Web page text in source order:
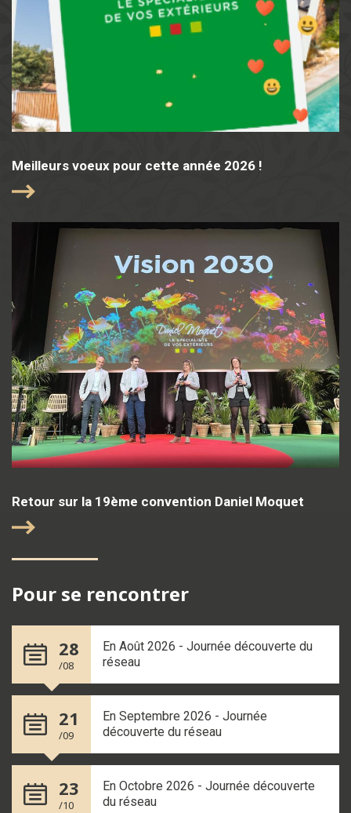
Meilleurs voeux pour cette année 2026 !
Retour sur la 19ème convention Daniel Moquet
Pour se rencontrer
28
/08
En Août 2026 - Journée découverte du
réseau
21
/09
En Septembre 2026 - Journée
découverte du réseau
23
/10
En Octobre 2026 - Journée découverte
du réseau